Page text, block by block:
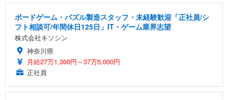
ボードゲーム・パズル製造スタッフ・未経験歓迎「正社員/シ
フト相談可/年間休日125日」IT・ゲーム業界志望
株式会社キソシン
神奈川県
月給27万1,300円～37万5,000円
正社員